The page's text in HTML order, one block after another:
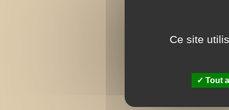
Ce site
Tout